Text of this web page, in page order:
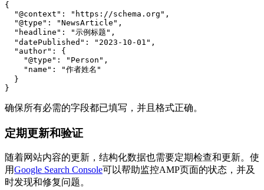
{
  "@context": "https://schema.org",
  "@type": "NewsArticle",
  "headline": "示例标题",
  "datePublished": "2023-10-01",
  "author": {
    "@type": "Person",
    "name": "作者姓名"
  }
确保所有必需的字段都已填写，并且格式正确。
定期更新和验证
随着网站内容的更新，结构化数据也需要定期检查和更新。使
用Google Search Console可以帮助监控AMP页面的状态，并及
时发现和修复问题。